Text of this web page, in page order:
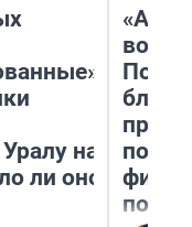
на
ли оно
вот